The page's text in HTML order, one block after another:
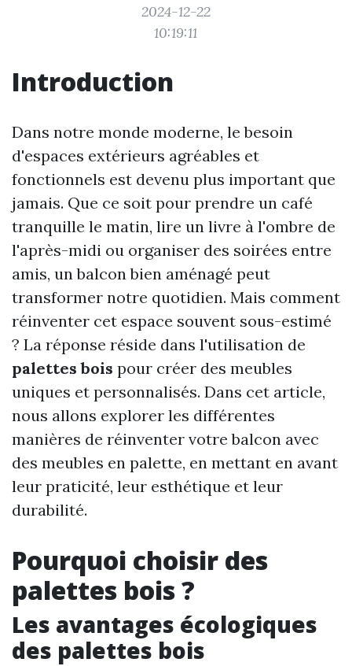
2024-12-22
10:19:11
Introduction
Dans notre monde moderne, le besoin
d'espaces extérieurs agréables et
fonctionnels est devenu plus important que
jamais. Que ce soit pour prendre un café
tranquille le matin, lire un livre à l'ombre de
l'après-midi ou organiser des soirées entre
amis, un balcon bien aménagé peut
transformer notre quotidien. Mais comment
réinventer cet espace souvent sous-estimé
? La réponse réside dans l'utilisation de
palettes bois pour créer des meubles
uniques et personnalisés. Dans cet article,
nous allons explorer les différentes
manières de réinventer votre balcon avec
des meubles en palette, en mettant en avant
leur praticité, leur esthétique et leur
durabilité.
Pourquoi choisir des
palettes bois ?
Les avantages écologiques
des palettes bois